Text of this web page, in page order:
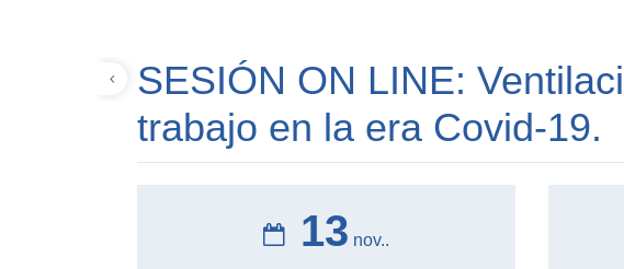
SESIÓN ON LINE:
trabajo en la era Covid-19.
13 nov..